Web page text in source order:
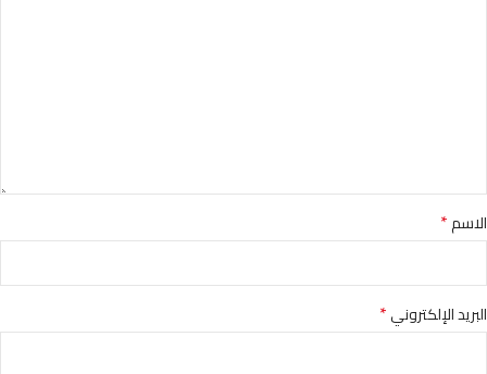
الاسم*
البريد الإلكتروني*